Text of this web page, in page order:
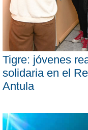
Tigre: jóvenes
solidaria en el
Antula